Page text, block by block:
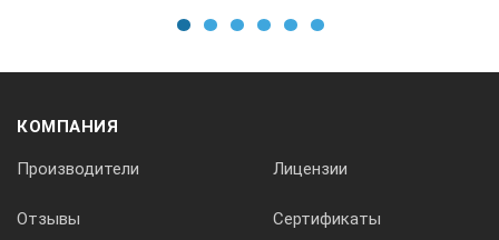
КОМПАНИЯ
Производители Лицензии
Отзывы Сертификаты